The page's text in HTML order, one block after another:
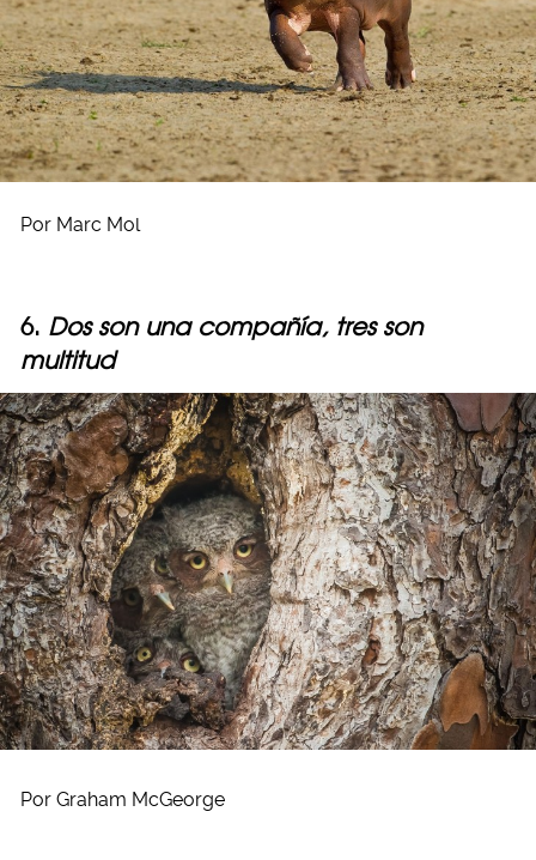
Por Marc Mol
6. Dos son una compañía, tres son
multitud
Por Graham McGeorge